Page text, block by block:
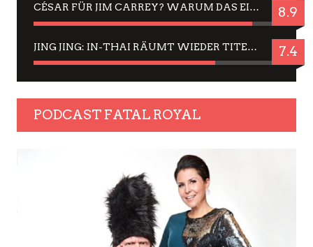
CÉSAR FÜR JIM CARREY? WARUM DAS EINER DER NERVIGSTEN ACTORS IST UND BLEIBT 8.9
JING JING: IN-THAI RÄUMT WIEDER TITEL AB – EIN ZWEI-STUNDEN-ERLEBNISBERICHT 7.4
PODCAST FATAL ROYAL